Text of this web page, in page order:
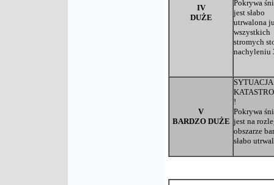
IV
DUŻE
Pokrywa
jest słabo
utrwalona
wszystkich
stromych
nachyleniu
V
BARDZO DUŻE
SYTUACJA
!
Pokrywa
jest na
obszarze
słabo